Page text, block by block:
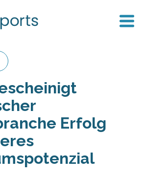
Erfolg